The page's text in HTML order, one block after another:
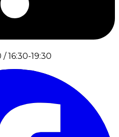
16:30-19:30